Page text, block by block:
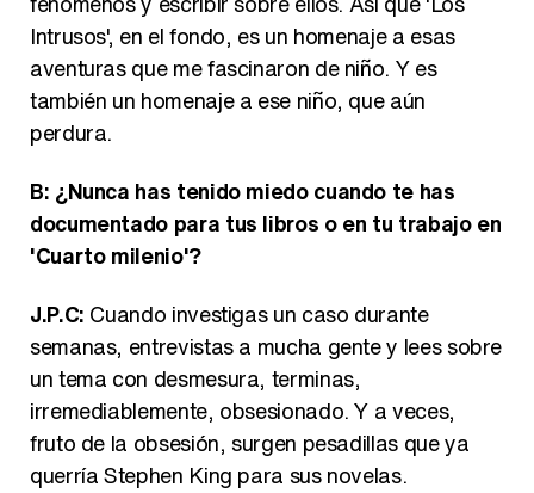
Intrusos', en el fondo, es un homenaje a esas
aventuras que me fascinaron de niño. Y es
también un homenaje a ese niño, que aún
perdura.
B: ¿Nunca has tenido miedo cuando te has
documentado para tus libros o en tu trabajo en
'Cuarto milenio'?
J.P.C: Cuando investigas un caso durante
semanas, entrevistas a mucha gente y lees sobre
un tema con desmesura, terminas,
irremediablemente, obsesionado. Y a veces,
fruto de la obsesión, surgen pesadillas que ya
querría Stephen King para sus novelas.